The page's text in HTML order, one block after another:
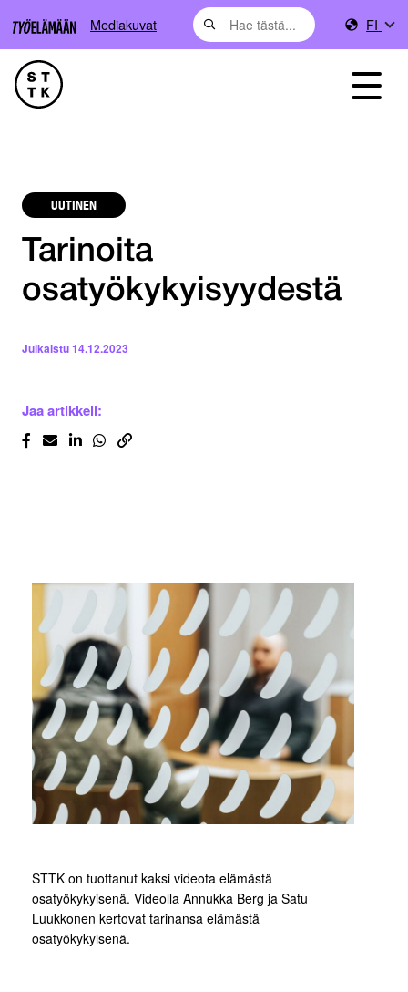
Mediakuvat FI
UUTINEN
Tarinoita
osatyökykyisyydestä
Julkaistu14.12.2023
Jaa artikkeli:
STTK on tuottanut kaksi videota elämästä
osatyökykyisenä. Videolla Annukka Berg ja Satu
Luukkonen kertovat tarinansa elämästä
osatyökykyisenä.